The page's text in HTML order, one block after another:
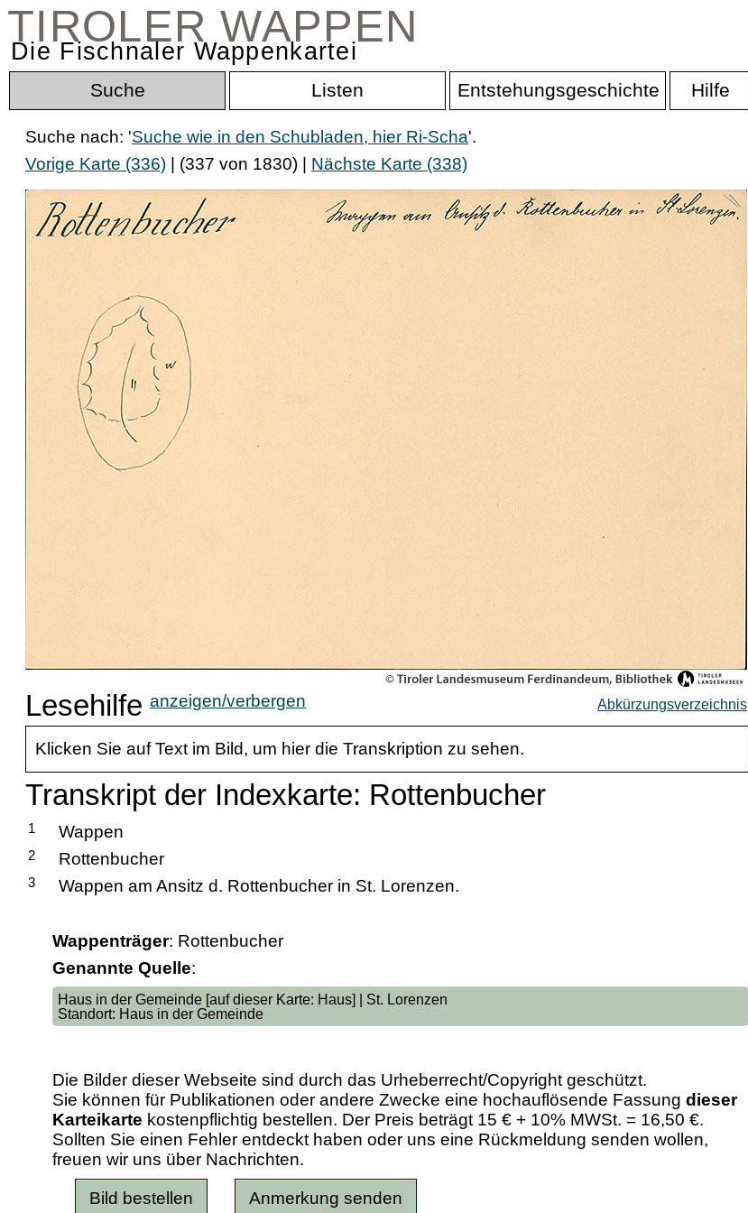
TIROLER WAPPEN
Die Fischnaler Wappenkartei
Suche Listen Entstehungsgeschichte Hilfe
Suche nach: 'Suche wie in den Schubladen, hier Ri-Scha'.
Vorige Karte (336) | (337 von 1830) | Nächste Karte (338)
Lesehilfe anzeigen/verbergen Abkürzungsverzeichnis
Klicken Sie auf Text im Bild, um hier die Transkription zu sehen.
Transkript der Indexkarte: Rottenbucher
1 Wappen
2 Rottenbucher
3 Wappen am Ansitz d. Rottenbucher in St. Lorenzen.
Wappenträger: Rottenbucher
Genannte Quelle:
Haus in der Gemeinde [auf dieser Karte: Haus] | St. Lorenzen
Standort: Haus in der Gemeinde
Die Bilder dieser Webseite sind durch das Urheberrecht/Copyright geschützt.
Sie können für Publikationen oder andere Zwecke eine hochauflösende Fassung dieser
Karteikarte kostenpflichtig bestellen. Der Preis beträgt 15 € + 10% MWSt. = 16,50 €.
Sollten Sie einen Fehler entdeckt haben oder uns eine Rückmeldung senden wollen,
freuen wir uns über Nachrichten.